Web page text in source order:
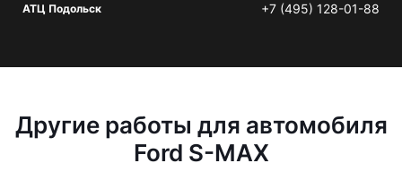
АТЦ Подольск +7 (495) 128-01-88
Другие работы для автомобиля
Ford S-MAX